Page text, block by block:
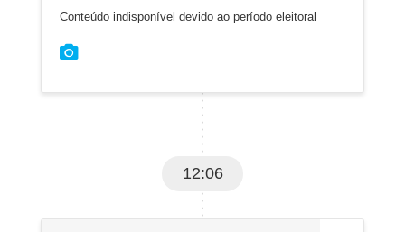
Conteúdo indisponível devido ao período eleitoral
12:06